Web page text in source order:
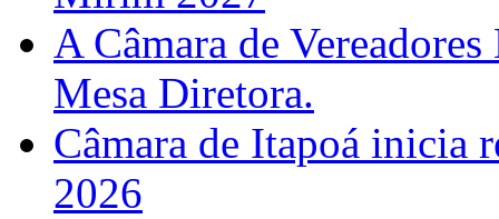
A Câmara de
Mesa Diretora.
Câmara de Itapoá inicia
2026